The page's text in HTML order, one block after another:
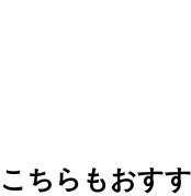
こちらもおす